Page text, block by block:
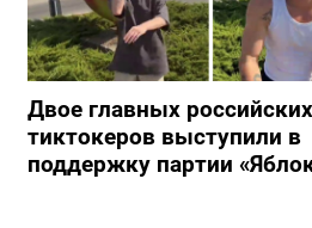
Двое главных российских
тиктокеров выступили в
поддержку партии